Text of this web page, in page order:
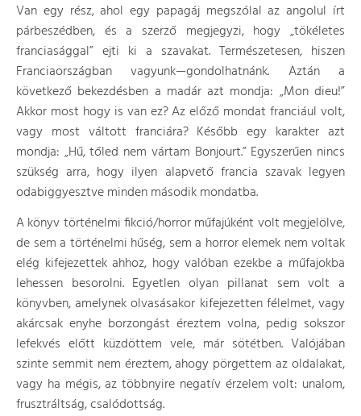
Van egy rész, ahol egy papagáj megszólal az angolul írt
párbeszédben, és a szerző megjegyzi, hogy „tökéletes
franciasággal” ejti ki a szavakat. Természetesen, hiszen
Franciaországban vagyunk—gondolhatnánk. Aztán a
következő bekezdésben a madár azt mondja: „Mon dieu!”
Akkor most hogy is van ez? Az előző mondat franciául volt,
vagy most váltott franciára? Később egy karakter azt
mondja: „Hű, tőled nem vártam Bonjourt.” Egyszerűen nincs
szükség arra, hogy ilyen alapvető francia szavak legyen
odabiggyesztve minden második mondatba.
A könyv történelmi fikció/horror műfajúként volt megjelölve,
de sem a történelmi hűség, sem a horror elemek nem voltak
elég kifejezettek ahhoz, hogy valóban ezekbe a műfajokba
lehessen besorolni. Egyetlen olyan pillanat sem volt a
könyvben, amelynek olvasásakor kifejezetten félelmet, vagy
akárcsak enyhe borzongást éreztem volna, pedig sokszor
lefekvés előtt küzdöttem vele, már sötétben. Valójában
szinte semmit nem éreztem, ahogy pörgettem az oldalakat,
vagy ha mégis, az többnyire negatív érzelem volt: unalom,
frusztráltság, csalódottság.